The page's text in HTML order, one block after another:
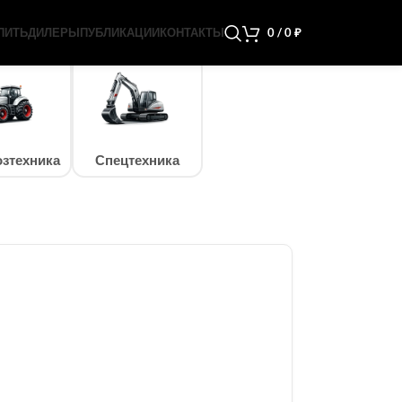
ДИЛЕРЫПУБЛИКАЦИИКОНТАКТЫ 0/0₽
Спецтехника